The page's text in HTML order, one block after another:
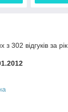
302 відгуків за рік